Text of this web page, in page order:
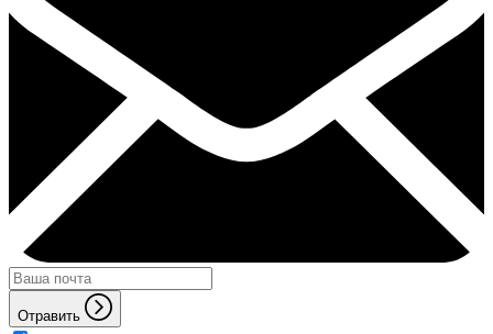
Отравить